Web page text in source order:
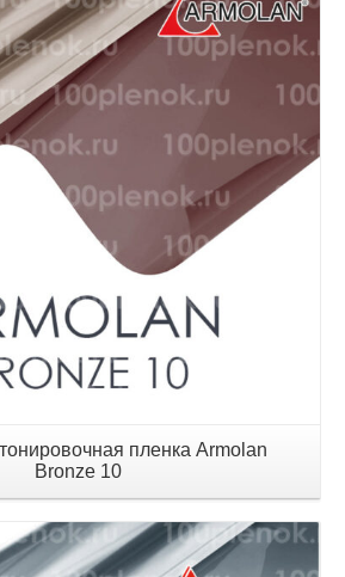
Детали
пленка Armolan
Bronze 10